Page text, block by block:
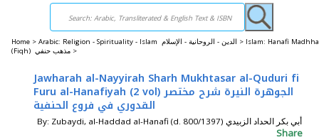
Home > Arabic: Religion - Spirituality - Islam الدين - الروحانية - الإسلام > Islam: Hanafi
(Fiqh) مذهب حنفي >
Jawharah al-Nayyirah Sharh Mukhtasar al-Quduri fi
Furu al-Hanafiyah (2 vol) الجوهرة النيرة شرح مختصر
القدوري في فروع الحنفية
By: Zubaydi, al-Haddad al-Hanafi (d. 800/1397) أبي بكر الحداد الزبيدي
Share